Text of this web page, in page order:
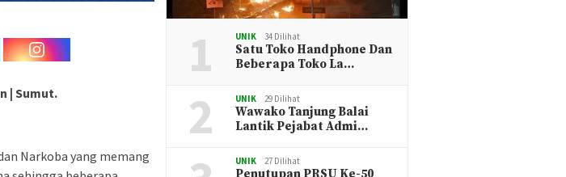
| Sumut.
Narkoba yang memang
1 UNIK 34 Dilihat
Satu Toko Handphone Dan
Beberapa Toko La…
2 UNIK 29 Dilihat
Wawako Tanjung Balai
Lantik Pejabat Admi…
UNIK 27 Dilihat